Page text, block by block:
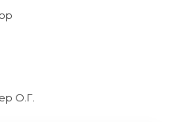
О.Г.